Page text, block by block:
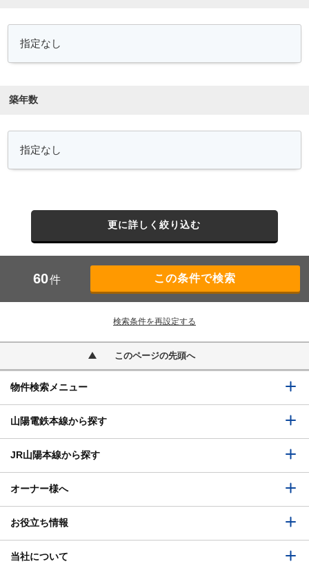
築年数
更に詳しく絞り込む
60件
検索条件を再設定する
このページの先頭へ
物件検索メニュー
山陽電鉄本線から探す
JR山陽本線から探す
オーナー様へ
お役立ち情報
当社について